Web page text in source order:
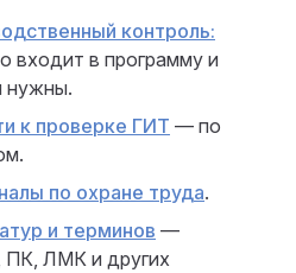
контроль:
входит в программу и
нужны.
к проверке ГИТ — по
по охране труда.
и терминов —
ЛМК и других